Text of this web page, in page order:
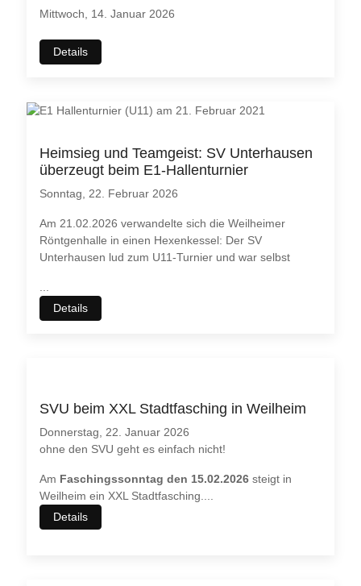
Mittwoch, 14. Januar 2026
Details
Heimsieg und Teamgeist: SV Unterhausen
überzeugt beim E1-Hallenturnier
Sonntag, 22. Februar 2026
Am 21.02.2026 verwandelte sich die Weilheimer
Röntgenhalle in einen Hexenkessel: Der SV
Unterhausen lud zum U11-Turnier und war selbst
Details
SVU beim XXL Stadtfasching in Weilheim
Donnerstag, 22. Januar 2026
ohne den SVU geht es einfach nicht!
Am Faschingssonntag den 15.02.2026 steigt in
Weilheim ein XXL Stadtfasching.
Details
Wir benutzen Cookies
Wir nutzenCookiesauf unseren Webseiten. Einige von ihnen
sind essenziell für den Betrieb der Seite wichtig, während
andere uns helfen, diese Website und die Nutzererfahrung